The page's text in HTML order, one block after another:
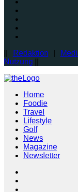
Redaktion
Nutzung
Home
Foodie
Travel
Lifestyle
Golf
News
Magazine
Newsletter